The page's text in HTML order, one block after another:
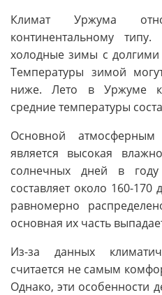
Климат Уржума
континентальному
холодные зимы с
Температуры зимой
ниже. Лето в Уржуме
средние температуры
Основной
является высокая
солнечных дней в
составляет около 160-170
равномерно
основная их часть
Из-за данных
считается не самым
Однако, эти особенности